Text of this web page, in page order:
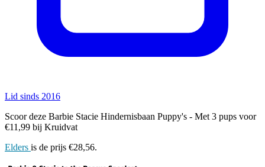
Lid sinds 2016
Scoor deze Barbie Stacie Hindernisbaan Puppy's - Met 3 pups voor
€11,99 bij Kruidvat
Elders is de prijs €28,56.